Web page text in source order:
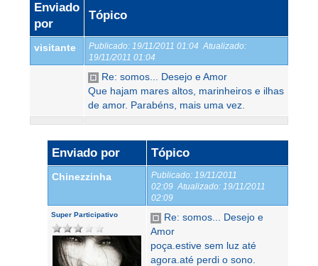
Enviado
por
Tópico
visitante Publicado: 19/11/2011 01:04 Atualizado:
19/11/2011 01:04
Re: somos... Desejo e Amor
Que hajam mares altos, marinheiros e ilhas
de amor. Parabéns, mais uma vez.
Enviado por Tópico
Chinezzinha Publicado: 19/11/2011
02:09 Atualizado: 19/11/2011
02:09
Super Participativo
Re: somos... Desejo e
Amor
poça.estive sem luz até
agora.até perdi o sono.